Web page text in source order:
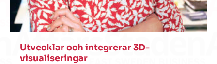
Utvecklar och integrerar 3D-
visualiseringar